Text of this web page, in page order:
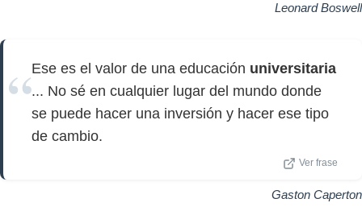
Leonard Boswell
Ese es el valor de una educación universitaria
... No sé en cualquier lugar del mundo donde
se puede hacer una inversión y hacer ese tipo
de cambio.
Ver frase
Gaston Caperton